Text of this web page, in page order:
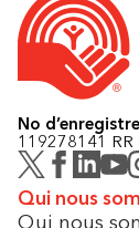
No
119278141 RR
Qui nous
Qui nous